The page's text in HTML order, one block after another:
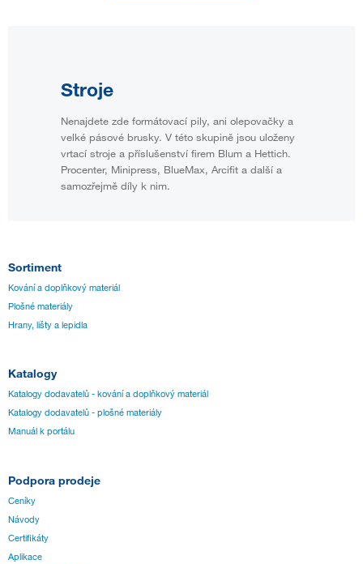
Stroje
Nenajdete zde formátovací pily, ani olepovačky a
velké pásové brusky. V této skupině jsou uloženy
vrtací stroje a příslušenství firem Blum a Hettich.
Procenter, Minipress, BlueMax, Arcifit a další a
samozřejmě díly k nim.
Sortiment
Kování a doplňkový materiál
Plošné materiály
Hrany, lišty a lepidla
Katalogy
Katalogy dodavatelů - kování a doplňkový materiál
Katalogy dodavatelů - plošné materiály
Manuál k portálu
Podpora prodeje
Ceníky
Návody
Certifikáty
Aplikace